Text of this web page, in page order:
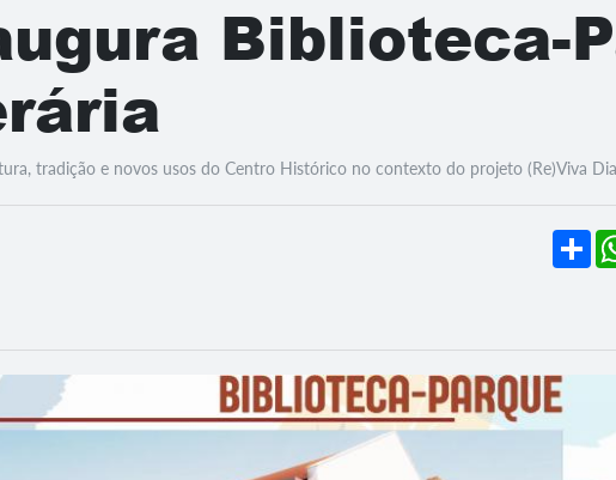
Biblioteca-
tradição e novos usos do Centro Histórico no contexto do projeto (Re)Viva